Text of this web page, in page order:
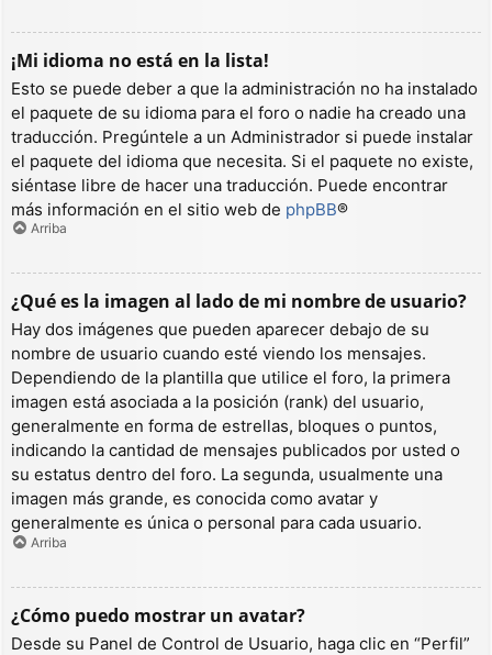
¡Mi idioma no está en la lista!
Esto se puede deber a que la administración no ha instalado
el paquete de su idioma para el foro o nadie ha creado una
traducción. Pregúntele a un Administrador si puede instalar
el paquete del idioma que necesita. Si el paquete no existe,
siéntase libre de hacer una traducción. Puede encontrar
más información en el sitio web de phpBB®
Arriba
¿Qué es la imagen al lado de mi nombre de usuario?
Hay dos imágenes que pueden aparecer debajo de su
nombre de usuario cuando esté viendo los mensajes.
Dependiendo de la plantilla que utilice el foro, la primera
imagen está asociada a la posición (rank) del usuario,
generalmente en forma de estrellas, bloques o puntos,
indicando la cantidad de mensajes publicados por usted o
su estatus dentro del foro. La segunda, usualmente una
imagen más grande, es conocida como avatar y
generalmente es única o personal para cada usuario.
Arriba
¿Cómo puedo mostrar un avatar?
Desde su Panel de Control de Usuario, haga clic en “Perfil”